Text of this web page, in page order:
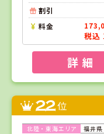
割引
料金
税込
詳 細
22位
福井県